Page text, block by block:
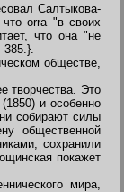
Салтыкова-
orra "в своих
что она "не
обществе,
творчества. Это
и особенно
собирают силы
общественной
сохранили
покажет
мира,